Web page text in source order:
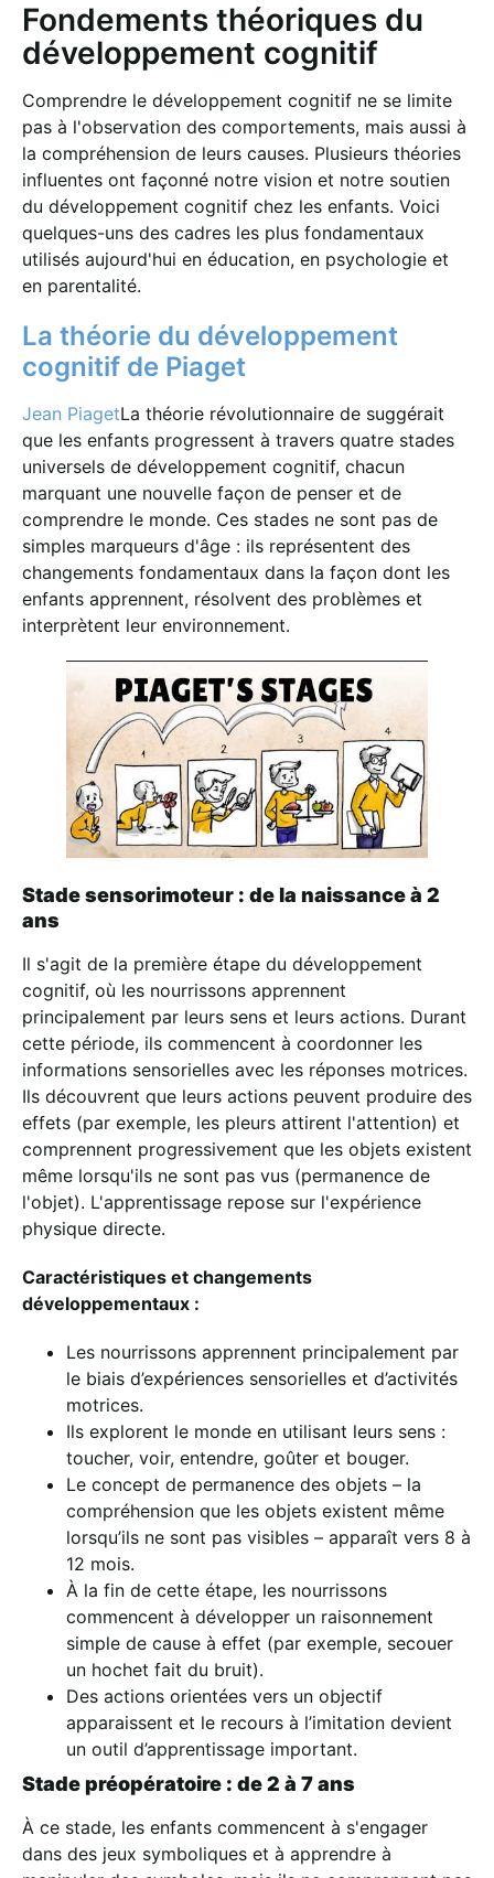
Fondements théoriques du
développement cognitif
Comprendre le développement cognitif ne se limite
pas à l'observation des comportements, mais aussi à
la compréhension de leurs causes. Plusieurs théories
influentes ont façonné notre vision et notre soutien
du développement cognitif chez les enfants. Voici
quelques-uns des cadres les plus fondamentaux
utilisés aujourd'hui en éducation, en psychologie et
en parentalité.
La théorie du développement
cognitif de Piaget
Jean PiagetLa théorie révolutionnaire de suggérait
que les enfants progressent à travers quatre stades
universels de développement cognitif, chacun
marquant une nouvelle façon de penser et de
comprendre le monde. Ces stades ne sont pas de
simples marqueurs d'âge : ils représentent des
changements fondamentaux dans la façon dont les
enfants apprennent, résolvent des problèmes et
interprètent leur environnement.
Stade sensorimoteur : de la naissance à 2
ans
Il s'agit de la première étape du développement
cognitif, où les nourrissons apprennent
principalement par leurs sens et leurs actions. Durant
cette période, ils commencent à coordonner les
informations sensorielles avec les réponses motrices.
Ils découvrent que leurs actions peuvent produire des
effets (par exemple, les pleurs attirent l'attention) et
comprennent progressivement que les objets existent
même lorsqu'ils ne sont pas vus (permanence de
l'objet). L'apprentissage repose sur l'expérience
physique directe.
Caractéristiques et changements
développementaux :
Les nourrissons apprennent principalement par
le biais d’expériences sensorielles et d’activités
motrices.
Ils explorent le monde en utilisant leurs sens :
toucher, voir, entendre, goûter et bouger.
Le concept de permanence des objets – la
compréhension que les objets existent même
lorsqu’ils ne sont pas visibles – apparaît vers 8 à
12 mois.
À la fin de cette étape, les nourrissons
commencent à développer un raisonnement
simple de cause à effet (par exemple, secouer
un hochet fait du bruit).
Des actions orientées vers un objectif
apparaissent et le recours à l’imitation devient
un outil d’apprentissage important.
Stade préopératoire : de 2 à 7 ans
À ce stade, les enfants commencent à s'engager
dans des jeux symboliques et à apprendre à